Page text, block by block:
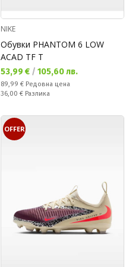
NIKE
Обувки PHANTOM 6 LOW
ACAD TF T
Текуща цена:
53,99 € / 105,60 лв.
Редовна цена:
89,99 € Редовна цена
Спестявате:
36,00 € Разлика
OFFER